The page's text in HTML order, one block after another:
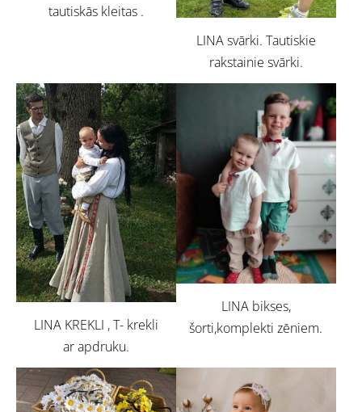
tautiskās kleitas .
LINA svārki. Tautiskie
rakstainie svārki.
LINA KREKLI , T- krekli
ar apdruku.
LINA bikses,
šorti,komplekti zēniem.